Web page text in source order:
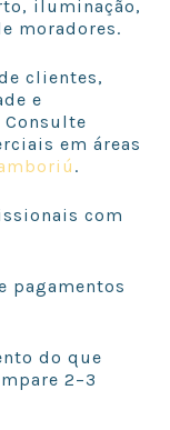
iluminação,
moradores.
clientes,
e
em áreas
.
com
pagamentos
do que
2–3